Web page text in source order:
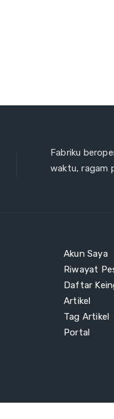
Fabriku
waktu, ragam
Akun Saya
Riwayat
Daftar
Artikel
Tag Artikel
Portal